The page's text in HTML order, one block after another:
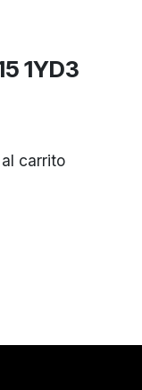
1YD3
carrito